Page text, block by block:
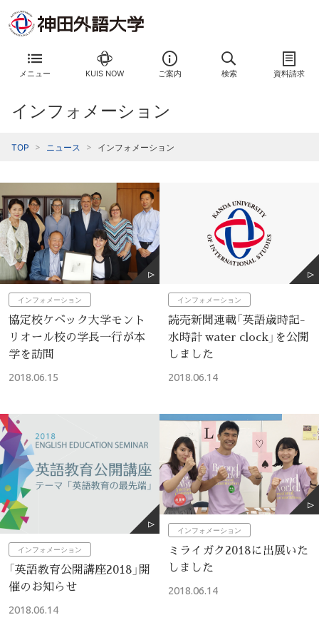
メニュー KUIS NOW ご案内 検索 資料請求
インフォメーション
TOP ニュース インフォメーション
インフォメーション
協定校ケベック大学モント
リオール校の学長一行が本
学を訪問
2018.06.15
インフォメーション
読売新聞連載「英語歳時記-
水時計 water clock」を公開
しました
2018.06.14
インフォメーション
「英語教育公開講座2018」開
催のお知らせ
2018.06.14
インフォメーション
ミライガク2018に出展いた
しました
2018.06.14